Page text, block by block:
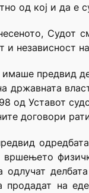
од кој и да е
Судот
и независност
имаше предвид
државната
од Уставот
договори
вршењето
одлучат
продадат на